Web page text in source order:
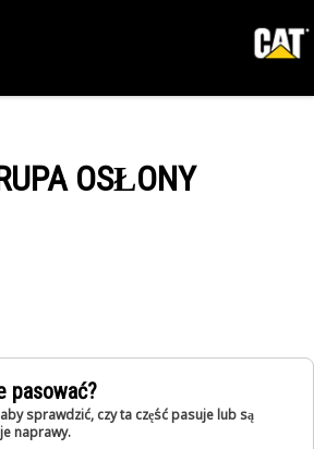
OSŁONY
pasować?
sprawdzić, czy ta część pasuje lub są
naprawy.